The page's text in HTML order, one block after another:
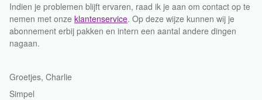
Indien je problemen blijft ervaren, raad ik je aan om contact op te
nemen met onze klantenservice. Op deze wijze kunnen wij je
abonnement erbij pakken en intern een aantal andere dingen
nagaan.
Groetjes, Charlie
Simpel